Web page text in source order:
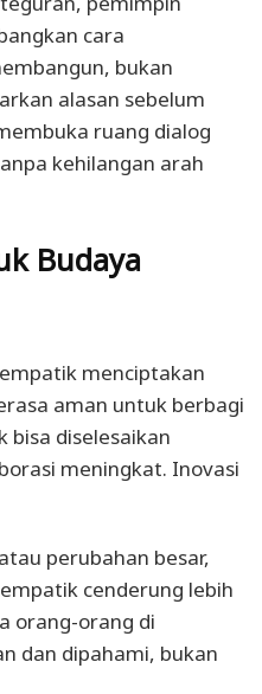
cara
bukan
alasan sebelum
ruang dialog
kehilangan arah
Budaya
menciptakan
aman untuk berbagi
bisa diselesaikan
meningkat. Inovasi
perubahan besar,
cenderung lebih
orang-orang di
dan dipahami, bukan